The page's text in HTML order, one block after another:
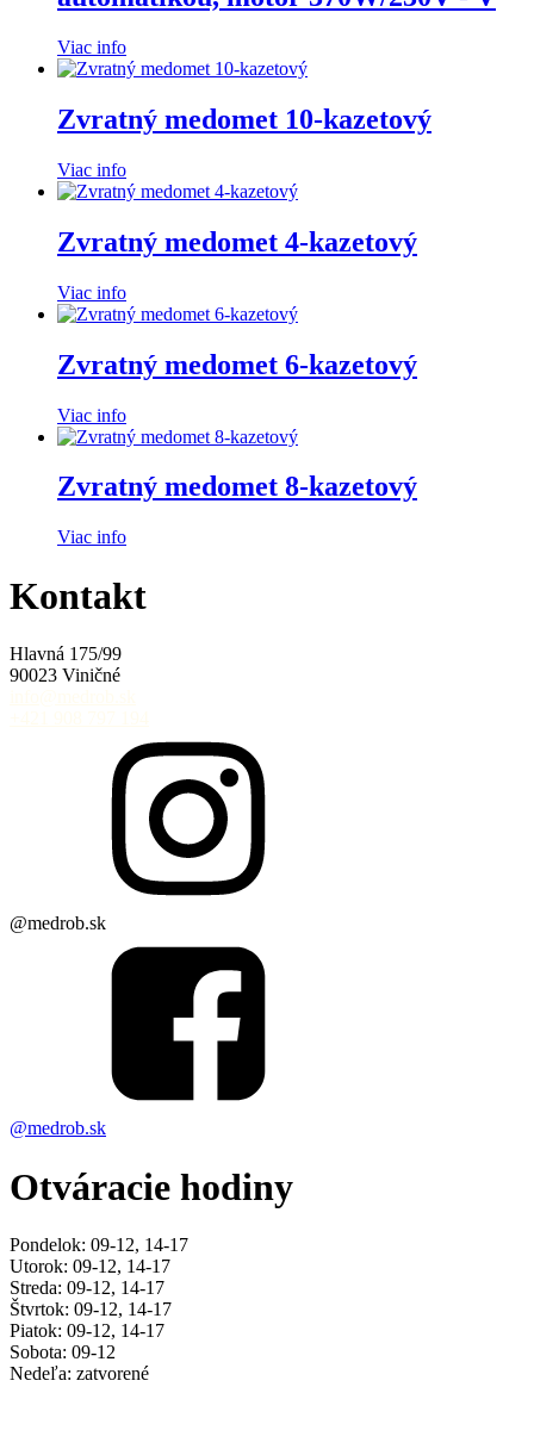
Viac info
Zvratný medomet 10-kazetový
Viac info
Zvratný medomet 4-kazetový
Viac info
Zvratný medomet 6-kazetový
Viac info
Zvratný medomet 8-kazetový
Viac info
Kontakt
Hlavná 175/99
90023 Viničné
@medrob.sk
@medrob.sk
Otváracie hodiny
Pondelok: 09-12, 14-17
Utorok: 09-12, 14-17
Streda: 09-12, 14-17
Štvrtok: 09-12, 14-17
Piatok: 09-12, 14-17
Sobota: 09-12
Nedeľa: zatvorené